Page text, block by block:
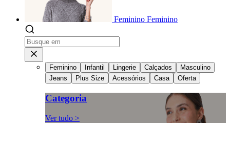
Feminino Feminino
Feminino Infantil Lingerie Calçados
Masculino
Jeans
Plus Size Acessórios Casa Oferta
Categoria
Ver tudo >